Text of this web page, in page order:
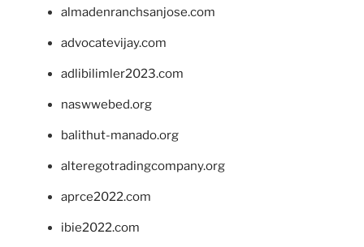
almadenranchsanjose.com
advocatevijay.com
adlibilimler2023.com
naswwebed.org
balithut-manado.org
alteregotradingcompany.org
aprce2022.com
ibie2022.com